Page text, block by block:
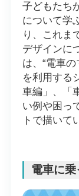
子どもたち
について学
り、これま
デザインに
は、“電車
を利用する
車編」、「
い例や困っ
トで描いて
電車に乗